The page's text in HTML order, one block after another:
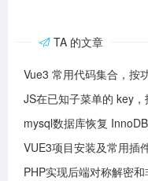
TA 的文章
Vue3 常用代码集合，按
JS在已知子菜单的 key
mysql数据库恢复
VUE3项目安装及常用插
PHP实现后端对称解密